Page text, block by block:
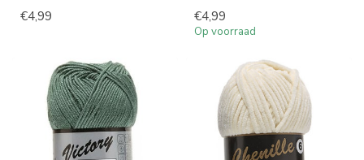
€4,99 €4,99
Op voorraad